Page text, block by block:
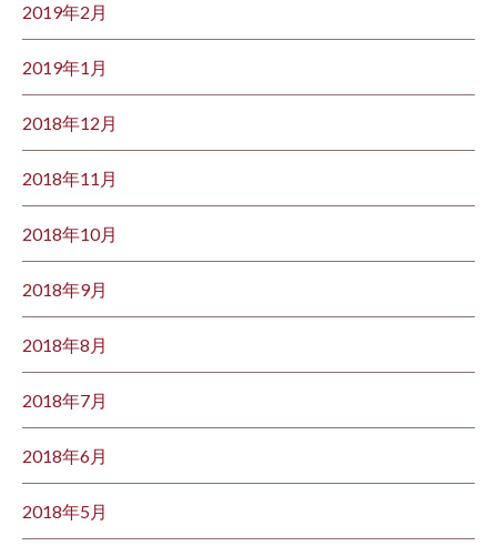
2019年2月
2019年1月
2018年12月
2018年11月
2018年10月
2018年9月
2018年8月
2018年7月
2018年6月
2018年5月